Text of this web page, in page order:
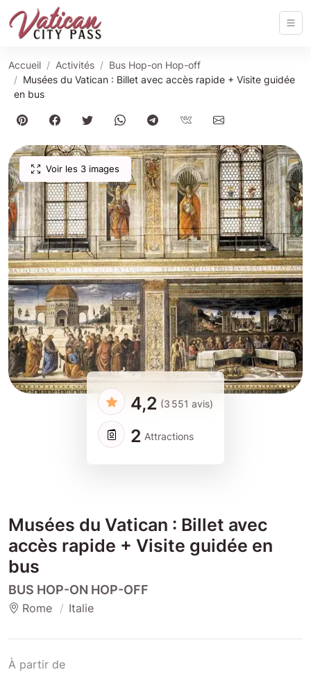
Accueil Activités
Bus Hop-on Hop-off
Musées du Vatican : Billet avec accès rapide + Visite guidée
en bus
Voir les 3 images
4,2 (3 551 avis)
2 Attractions
Musées du Vatican : Billet avec
accès rapide + Visite guidée en
bus
BUS HOP-ON HOP-OFF
Rome Italie
À partir de